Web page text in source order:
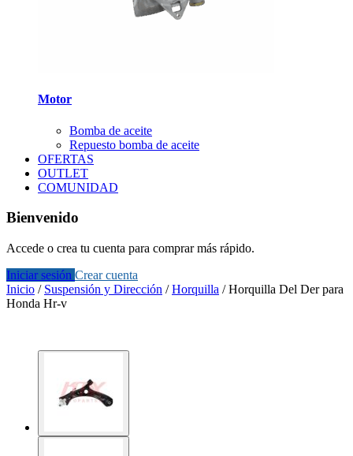
Motor
Bomba de aceite
Repuesto bomba de aceite
OFERTAS
OUTLET
COMUNIDAD
Bienvenido
Accede o crea tu cuenta para comprar más rápido.
Iniciar sesión Crear cuenta
Inicio / Suspensión y Dirección /Horquilla /Horquilla Del Der para
Honda Hr-v